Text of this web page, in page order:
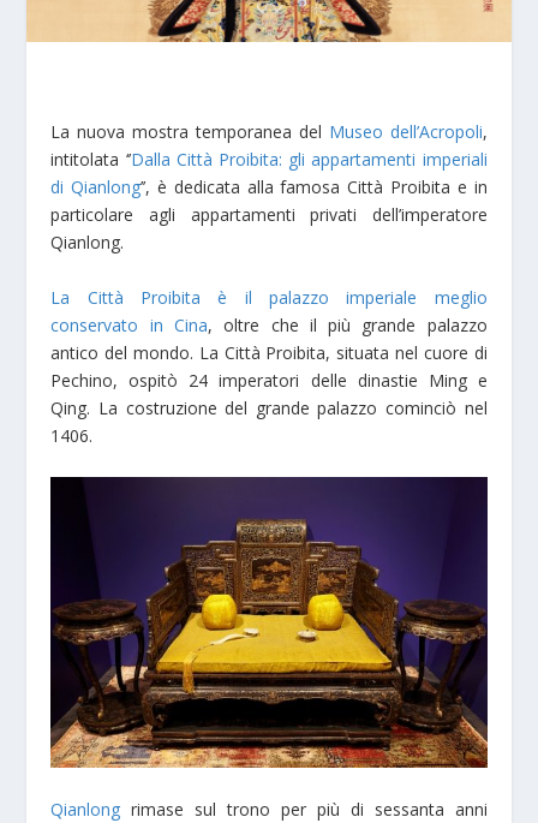
La nuova mostra temporanea del Museo dell’Acropoli,
intitolata ‘’Dalla Città Proibita: gli appartamenti imperiali
di Qianlong’’, è dedicata alla famosa Città Proibita e in
particolare agli appartamenti privati dell’imperatore
Qianlong.
La Città Proibita è il palazzo imperiale meglio
conservato in Cina, oltre che il più grande palazzo
antico del mondo. La Città Proibita, situata nel cuore di
Pechino, ospitò 24 imperatori delle dinastie Ming e
Qing. La costruzione del grande palazzo cominciò nel
1406.
Qianlong rimase sul trono per più di sessanta anni